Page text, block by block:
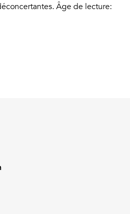
Âge de lecture: